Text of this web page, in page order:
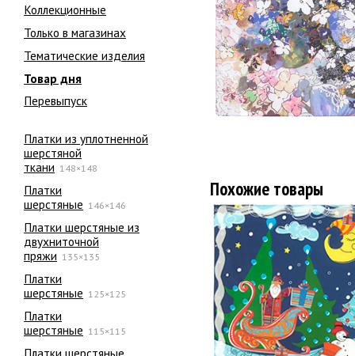
Коллекционные
Только в магазинах
Тематические изделия
Товар дня
Перевыпуск
Платки из уплотненной
шерстяной
ткани 148×148
Платки
шерстяные 146×146
Платки шерстяные из
двухниточной
пряжи 135×135
Платки
шерстяные 125×125
Платки
шерстяные 115×115
Платки шерстяные
Похожие товары